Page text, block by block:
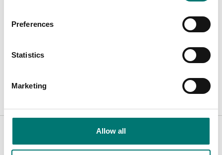
Preferences
Statistics
Marketing
Allow all
Dokument
Ladda ner
Tillbehör / Reservdelar
Visar1/1